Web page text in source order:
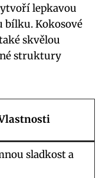
lepkavou
bílku. Kokosové
skvělou
struktury
sladkost a